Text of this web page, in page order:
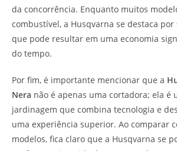
da concorrência. Enquanto muitos
combustível, a Husqvarna se destaca por
que pode resultar em uma economia
do tempo.
Por fim, é importante mencionar que a
Nera não é apenas uma cortadora; ela é
jardinagem que combina tecnologia e
uma experiência superior. Ao comparar
modelos, fica claro que a Husqvarna se